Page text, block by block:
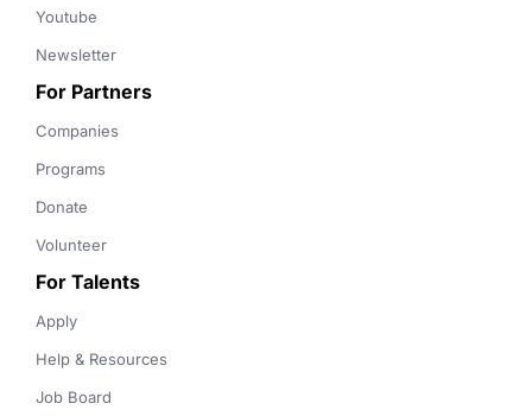
Youtube
Newsletter
For Partners
Companies
Programs
Donate
Volunteer
For Talents
Apply
Help & Resources
Job Board